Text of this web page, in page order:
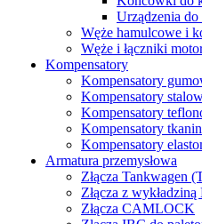
Urządzenia
Węże hamulcowe i
Węże i łączniki
Kompensatory
Kompensatory
Kompensatory
Kompensatory
Kompensatory
Kompensatory
Armatura przemysłowa
Złącza Tankwagen
Złącza z
Złącza CAMLOCK